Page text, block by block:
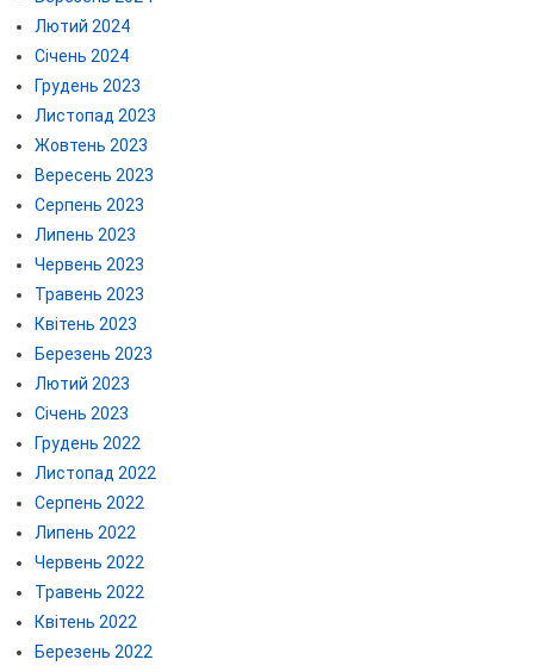
Лютий 2024
Січень 2024
Грудень 2023
Листопад 2023
Жовтень 2023
Вересень 2023
Серпень 2023
Липень 2023
Червень 2023
Травень 2023
Квітень 2023
Березень 2023
Лютий 2023
Січень 2023
Грудень 2022
Листопад 2022
Серпень 2022
Липень 2022
Червень 2022
Травень 2022
Квітень 2022
Березень 2022